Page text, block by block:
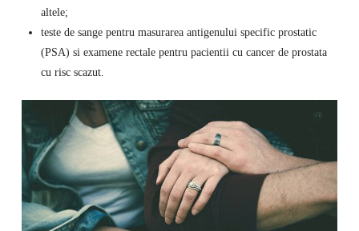
altele;
teste de sange pentru masurarea antigenului specific prostatic
(PSA) si examene rectale pentru pacientii cu cancer de prostata
cu risc scazut.